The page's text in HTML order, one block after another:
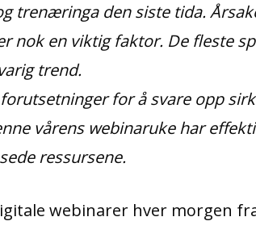
trenæringa den siste tida.
nok en viktig faktor. De fleste
trend.
for å svare opp
vårens webinaruke har
ressursene.
webinarer hver morgen